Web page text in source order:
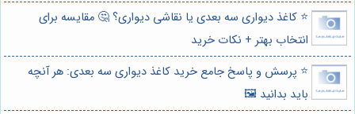
⭐️ کاغذ دیواری سه بعدی یا نقاشی دیواری؟ 🤔 مقایسه برای
انتخاب بهتر + نکات خرید
⭐️ پرسش و پاسخ جامع خرید کاغذ دیواری سه بعدی: هر آنچه
باید بدانید 🖼️